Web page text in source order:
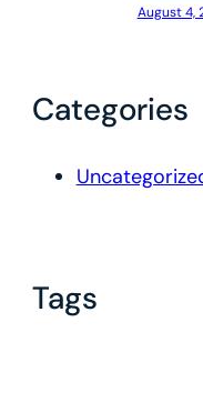
August 4,
Categories
Tags